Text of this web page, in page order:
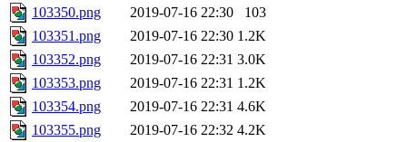
103350.png
2019-07-16 22:30
103
103351.png
2019-07-16 22:30 1.2K
103352.png
2019-07-16 22:31 3.0K
103353.png
2019-07-16 22:31 1.2K
103354.png
2019-07-16 22:31 4.6K
103355.png
2019-07-16 22:32 4.2K